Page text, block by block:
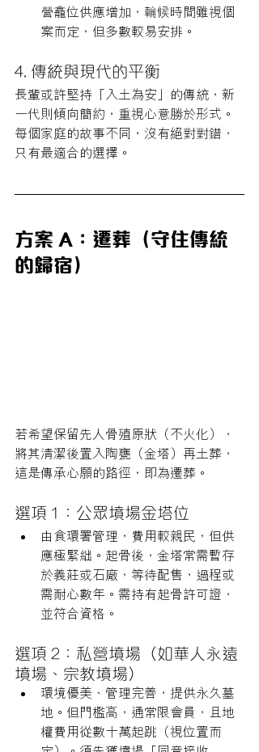
營龕位供應增加，輪候時間雖視個
案而定，但多數較易安排。
4. 傳統與現代的平衡
長輩或許堅持「入土為安」的傳統，新
一代則傾向簡約，重視心意勝於形式。
每個家庭的故事不同，沒有絕對對錯，
只有最適合的選擇。
方案 A：遷葬（守住傳統
的歸宿）
若希望保留先人骨殖原狀（不火化），
將其清潔後置入陶甕（金塔）再土葬，
這是傳承心願的路徑，即為遷葬。
選項 1：公眾墳場金塔位
由食環署管理，費用較親民，但供
應極緊絀。起骨後，金塔常需暫存
於義莊或石廠，等待配售，過程或
需耐心數年。需持有起骨許可證，
並符合資格。
選項 2：私營墳場（如華人永遠
墳場、宗教墳場）
環境優美、管理完善，提供永久墓
地。但門檻高，通常限會員，且地
權費用從數十萬起跳（視位置而